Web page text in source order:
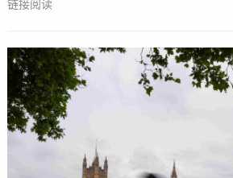
链接阅读